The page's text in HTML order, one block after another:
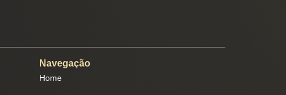
Navegação
Home